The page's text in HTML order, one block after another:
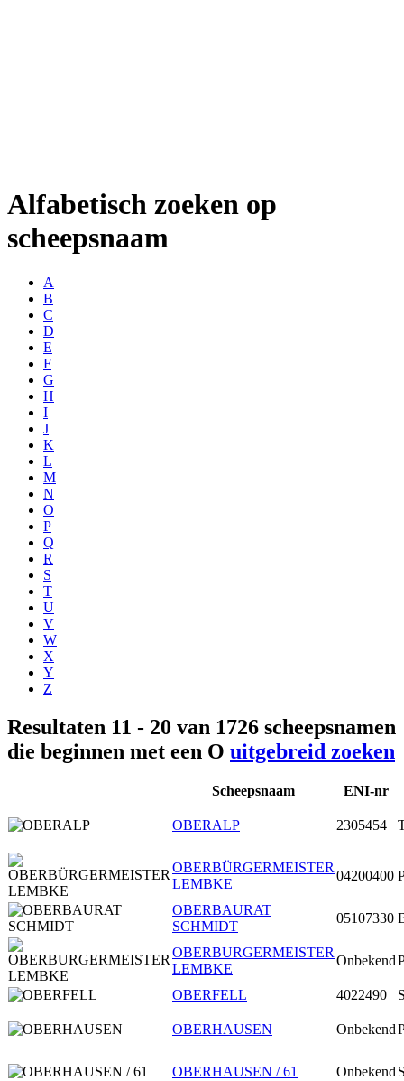
Alfabetisch zoeken op
scheepsnaam
A
B
C
D
E
F
G
H
I
J
K
L
M
N
O
P
Q
R
S
T
U
V
W
X
Y
Z
Resultaten 11 - 20 van 1726 scheepsnamen
die beginnen met een O uitgebreid zoeken
Scheepsnaam ENI-nr
OBERALP 2305454
OBERBÜRGERMEISTER
LEMBKE
04200400
OBERBAURAT
SCHMIDT
05107330
OBERBURGERMEISTER
LEMBKE
Onbekend
OBERFELL 4022490
OBERHAUSEN Onbekend
OBERHAUSEN / 61 Onbekend